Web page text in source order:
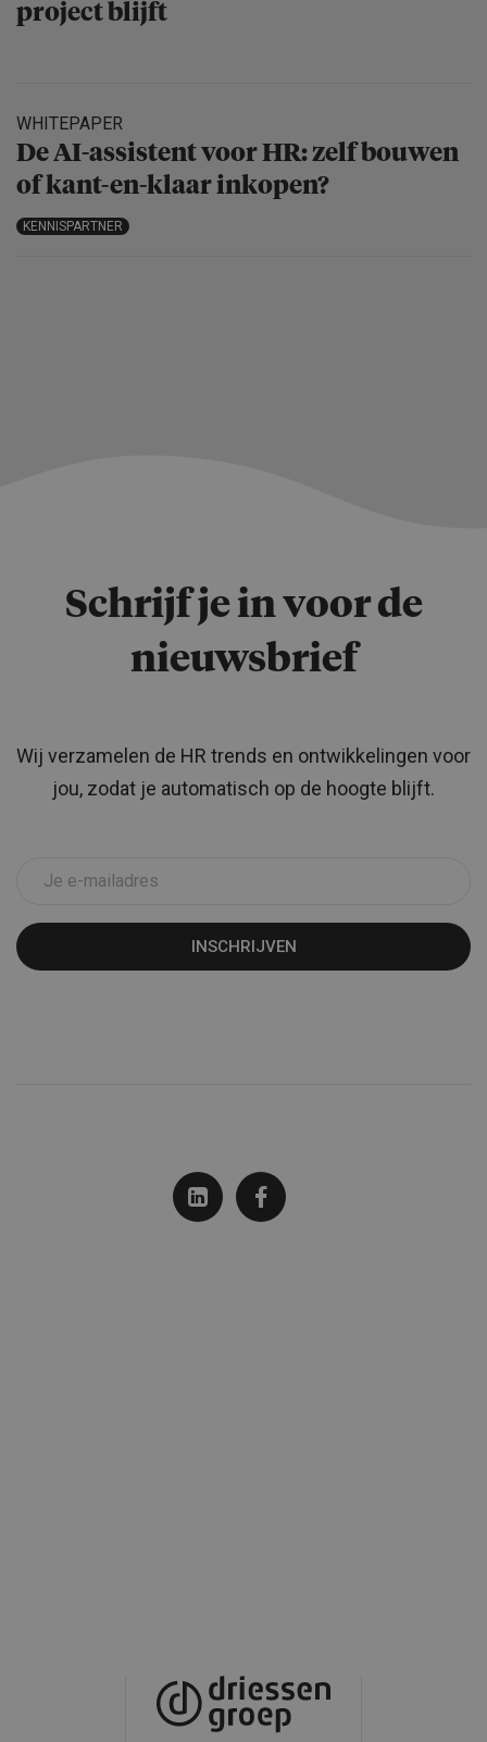
project blijft
WHITEPAPER
De AI-assistent voor HR: zelf bouwen
of kant-en-klaar inkopen?
KENNISPARTNER
Schrijf je in voor de
nieuwsbrief
Wij verzamelen de HR trends en ontwikkelingen voor
jou, zodat je automatisch op de hoogte blijft.